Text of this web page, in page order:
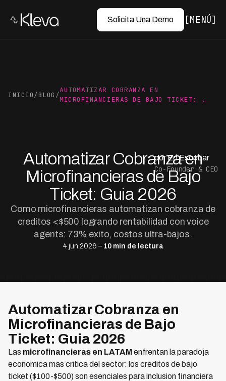
Solicita Una Demo MENÚ
INICIO/BLOG /
AUTOMATIZAR COBRANZA EN
MICROFINANCIERAS DE BAJO TICKET: …
Automatizar Cobranza en
Microfinancieras de Bajo
Ticket: Guia 2026
Como microfinancieras automatizan cobranza de
creditos <$500 logrando rentabilidad con voice
agents: 73% exito, costos ultra-bajos.
4 jun 2026 – 10 min de lectura
por Ed Escobar
Co-Founder & CEO
Automatizar Cobranza en
Microfinancieras de Bajo
Ticket: Guia 2026
Las microfinancieras en LATAMenfrentan la paradoja
economica mas critica del sector: los creditos de bajo
ticket ($100-$500) son esenciales para inclusion financiera